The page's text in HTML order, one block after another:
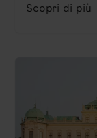
Scopri di più